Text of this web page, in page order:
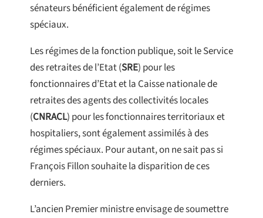
sénateurs bénéficient également de régimes
spéciaux.
Les régimes de la fonction publique, soit le Service
des retraites de l’Etat (SRE) pour les
fonctionnaires d’Etat et la Caisse nationale de
retraites des agents des collectivités locales
(CNRACL) pour les fonctionnaires territoriaux et
hospitaliers, sont également assimilés à des
régimes spéciaux. Pour autant, on ne sait pas si
François Fillon souhaite la disparition de ces
derniers.
L’ancien Premier ministre envisage de soumettre